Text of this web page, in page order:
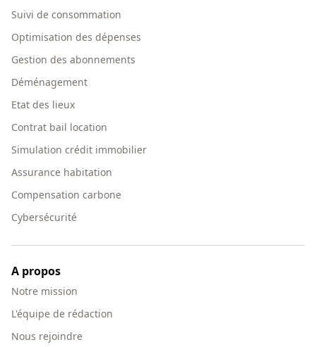
Suivi de consommation
Optimisation des dépenses
Gestion des abonnements
Déménagement
Etat des lieux
Contrat bail location
Simulation crédit immobilier
Assurance habitation
Compensation carbone
Cybersécurité
A propos
Notre mission
L'équipe de rédaction
Nous rejoindre